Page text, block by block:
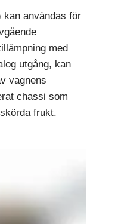
kan användas för
med
utgång, kan
vagnens
chassi som
frukt.